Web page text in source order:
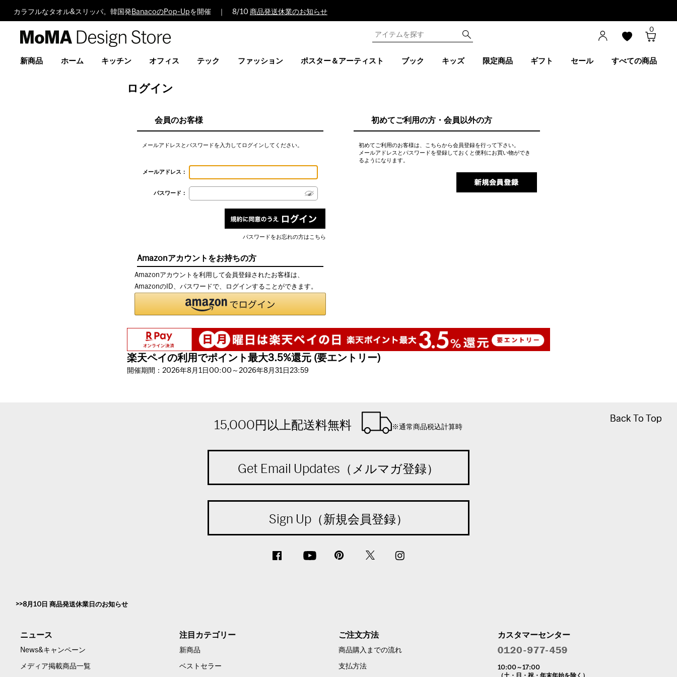
カラフルなタオル&スリッパ。韓国発 BanacoのPop-Upを開催 ｜ 8/10 商品発送休業のお知らせ
Design
0
新商品 ホーム キッチン オフィス テック ファッション ポスター＆アーティスト ブック キッズ 限定商品 ギフト セール すべての商品
ログイン
会員のお客様
メールアドレスとパスワードを入力してログインしてください。
メールアドレス：
パスワード：
パスワードをお忘れの方はこちら
初めてご利用の方・会員以外の方
初めてご利用のお客様は、こちらから会員登録を行って下さい。
メールアドレスとパスワードを登録しておくと便利にお買い物ができ
るようになります。
Amazonアカウントをお持ちの方
Amazonアカウントを利用して会員登録されたお客様は、
AmazonのID、パスワードで、ログインすることができます。
楽天ペイの利用でポイント最大3.5%還元 (要エントリー)
開催期間：2026年8月1日00:00～2026年8月31日23:59
Back To Top
Back To Top
15,000円以上配送料無料 ※通常商品税込計算時
Get Email Updates（メルマガ登録）
Sign Up（新規会員登録）
8月10日 商品発送休業日のお知らせ
ニュース
News&キャンペーン
メディア掲載商品一覧
注目カテゴリー
新商品
ベストセラー
ご注文方法
商品購入までの流れ
支払方法
カスタマーセンター
10:00～17:00
（土・日・祝・年末年始を除く）